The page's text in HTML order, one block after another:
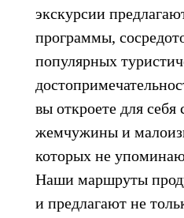
экскурсии
программы,
популярных
вы откроете для себя
жемчужины и
которых не
Наши маршруты
и предлагают не